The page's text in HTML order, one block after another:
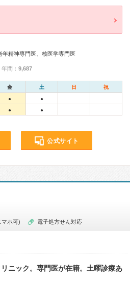
年精神専門医、核医学専門医
： 9,687
金 土 日 祝
● ●
● ●
公式サイト
マホ可) 電子処方せん対応
ニック。専門医が在籍。土曜診療あ